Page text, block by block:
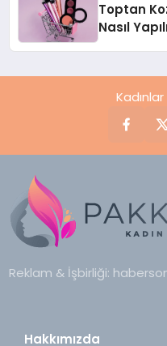
Toptan
Nasıl
Reklam & İşbirliği:
Hakkımızda